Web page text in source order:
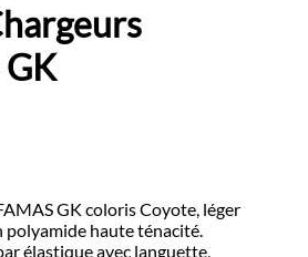
GK
GK coloris Coyote, léger
polyamide haute ténacité.
élastique avec languette,